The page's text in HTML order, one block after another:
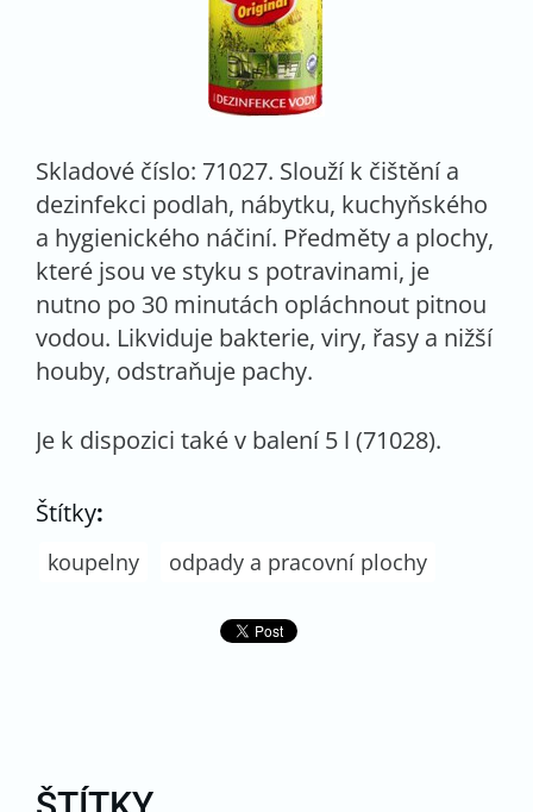
Skladové číslo: 71027. Slouží k čištění a
dezinfekci podlah, nábytku, kuchyňského
a hygienického náčiní. Předměty a plochy,
které jsou ve styku s potravinami, je
nutno po 30 minutách opláchnout pitnou
vodou. Likviduje bakterie, viry, řasy a nižší
houby, odstraňuje pachy.
Je k dispozici také v balení 5 l (71028).
Štítky:
koupelny odpady a pracovní plochy